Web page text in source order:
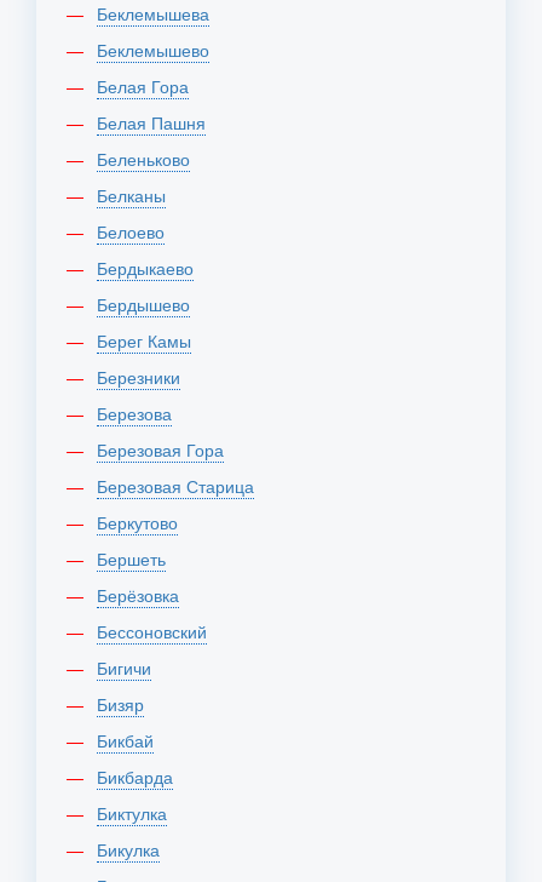
Беклемышева
Беклемышево
Белая Гора
Белая Пашня
Беленьково
Белканы
Белоево
Бердыкаево
Бердышево
Берег Камы
Березники
Березова
Березовая Гора
Березовая Старица
Беркутово
Бершеть
Берёзовка
Бессоновский
Бигичи
Бизяр
Бикбай
Бикбарда
Биктулка
Бикулка